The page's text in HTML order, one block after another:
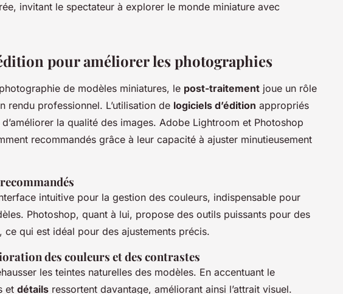
invitant le spectateur à explorer le monde miniature avec
pour améliorer les photographies
de modèles miniatures, le post-traitement joue un rôle
rendu professionnel. L’utilisation de logiciels d’édition appropriés
la qualité des images. Adobe Lightroom et Photoshop
recommandés grâce à leur capacité à ajuster minutieusement
intuitive pour la gestion des couleurs, indispensable pour
Photoshop, quant à lui, propose des outils puissants pour des
ce qui est idéal pour des ajustements précis.
des couleurs et des contrastes
les teintes naturelles des modèles. En accentuant le
et détails ressortent davantage, améliorant ainsi l’attrait visuel.